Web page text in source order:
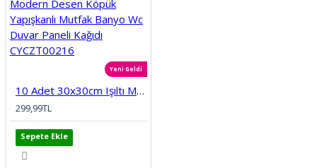
Yeni Geldi
10 Adet 30x30cm Işıltı Modern Desen Köpük Yapışkanlı Mutfak Banyo Wc Duvar Paneli Kağıdı CYCZT00216
299,99TL
Sepete Ekle